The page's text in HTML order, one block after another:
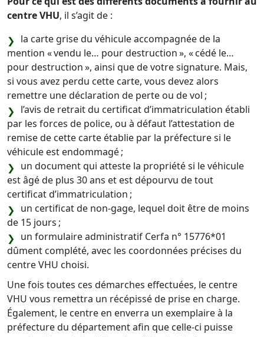
centre VHU, il s’agit de :
la carte grise du véhicule accompagnée de la
mention « vendu le… pour destruction », « cédé le…
pour destruction », ainsi que de votre signature. Mais,
si vous avez perdu cette carte, vous devez alors
remettre une déclaration de perte ou de vol ;
l’avis de retrait du certificat d’immatriculation établi
par les forces de police, ou à défaut l’attestation de
remise de cette carte établie par la préfecture si le
véhicule est endommagé ;
un document qui atteste la propriété si le véhicule
est âgé de plus 30 ans et est dépourvu de tout
certificat d’immatriculation ;
un certificat de non-gage, lequel doit être de moins
de 15 jours ;
un formulaire administratif Cerfa n° 15776*01
dûment complété, avec les coordonnées précises du
centre VHU choisi.
Une fois toutes ces démarches effectuées, le centre
VHU vous remettra un récépissé de prise en charge.
Également, le centre en enverra un exemplaire à la
préfecture du département afin que celle-ci puisse